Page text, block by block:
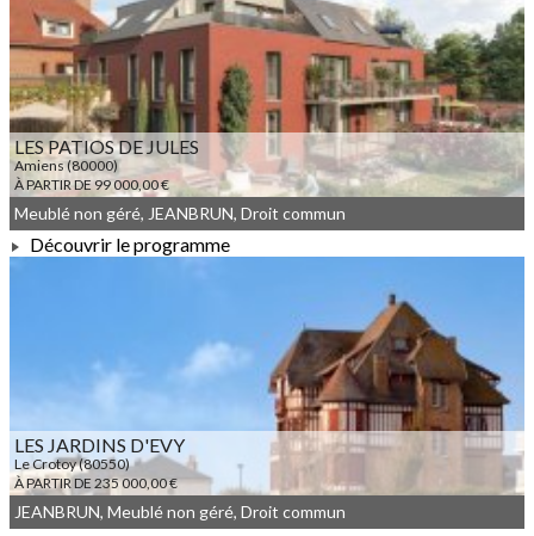
À PARTIR DE 167 000,00 €
LES PATIOS DE JULES
Amiens (80000)
À PARTIR DE 99 000,00 €
Meublé non géré, JEANBRUN, Droit commun
Découvrir le programme
LES JARDINS D'EVY
Le Crotoy (80550)
À PARTIR DE 235 000,00 €
JEANBRUN, Meublé non géré, Droit commun